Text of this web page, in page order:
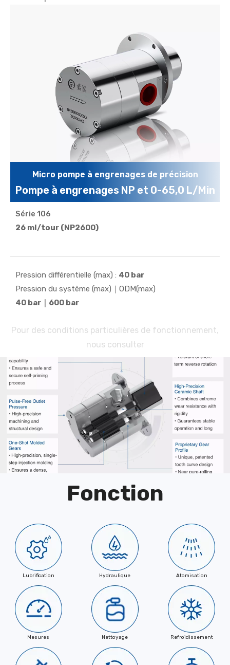
Bénéficiant d'une durée de vie de plus de 20 000
heures et d'options de moteurs flexibles comme des
Micro pompe à engrenages de précision
Pompe à engrenages NP et 0-65,0 L/Min
Série 106
26 ml/tour (NP2600)
Pression différentielle (max) : 40 bar
Pression du système (max)｜ODM(max)
40 bar｜600 bar
Pour des conditions particulières de fonctionnement,
nous consulter
Fonction
Lubrification
Mesures
Hydraulique
Nettoyage
Atomisation
Refroidissement